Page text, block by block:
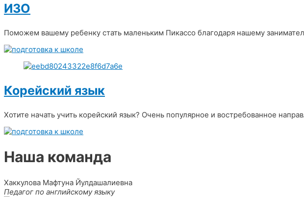
ИЗО
Поможем вашему ребенку стать маленьким Пикассо благодаря нашему
Корейский язык
Хотите начать учить корейский язык? Очень популярное и востребованное
Наша команда
Хаккулова Мафтуна Йулдашалиевна
Педагог по английскому языку